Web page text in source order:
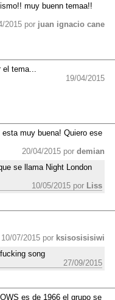
muy buenn temaa!!
2015 por juan ignacio cane
el tema...
19/04/2015
muy buena! Quiero ese
20/04/2015 por demian
se llama Night London
10/05/2015 por Liss
10/07/2015 por ksisosisisiwi
song
27/09/2015
es de 1966 el grupo se